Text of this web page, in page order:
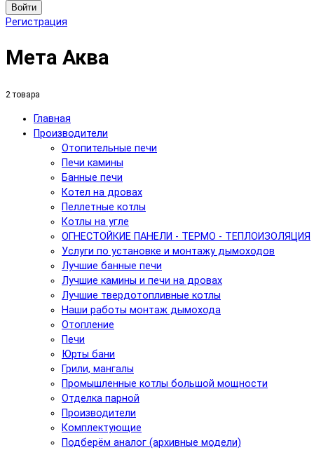
Войти
Регистрация
Мета Аква
2 товара
Главная
Производители
Отопительные печи
Печи камины
Банные печи
Котел на дровах
Пеллетные котлы
Котлы на угле
ОГНЕСТОЙКИЕ ПАНЕЛИ - ТЕРМО - ТЕПЛОИЗОЛЯЦИЯ
Услуги по установке и монтажу дымоходов
Лучшие банные печи
Лучшие камины и печи на дровах
Лучшие твердотопливные котлы
Наши работы монтаж дымохода
Отопление
Печи
Юрты бани
Грили, мангалы
Промышленные котлы большой мощности
Отделка парной
Производители
Комплектующие
Подберём аналог (архивные модели)